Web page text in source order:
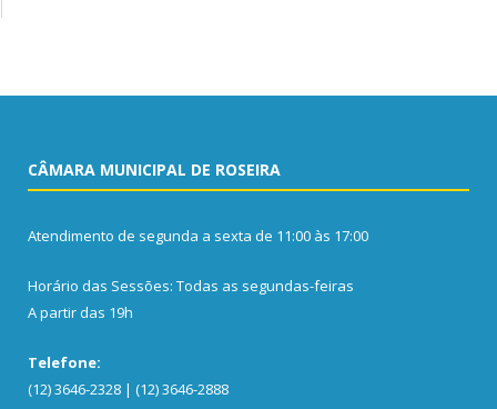
CÂMARA MUNICIPAL DE ROSEIRA
Atendimento de segunda a sexta de 11:00 às 17:00
Horário das Sessões: Todas as segundas-feiras
A partir das 19h
Telefone:
(12) 3646-2328 | (12) 3646-2888